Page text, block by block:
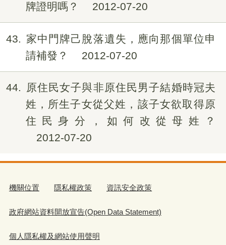
牌證明嗎？
2012-07-20
43
家中門牌己脫落遺失，應向那個單位申
請補發？
2012-07-20
44
原住民女子與非原住民男子結婚時冠夫
姓，所生子女從父姓，該子女欲取得原
住民身分，如何改從母姓？
2012-07-20
機關位置 隱私權政策 資訊安全政策
政府網站資料開放宣告(Open Data Statement)
個人隱私權及網站使用聲明